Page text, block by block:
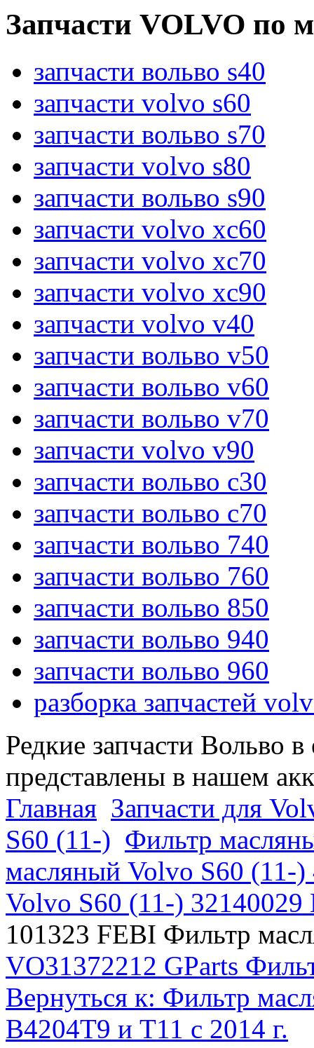
Запчасти VOLVO по
запчасти вольво s40
запчасти volvo s60
запчасти вольво s70
запчасти volvo s80
запчасти вольво s90
запчасти volvo xc60
запчасти volvo xc70
запчасти volvo xc90
запчасти volvo v40
запчасти вольво v50
запчасти вольво v60
запчасти вольво v70
запчасти volvo v90
запчасти вольво c30
запчасти вольво c70
запчасти вольво 740
запчасти вольво 760
запчасти вольво 850
запчасти вольво 940
запчасти вольво 960
разборка запчастей
Редкие запчасти Вольво
представлены в нашем
Главная Запчасти для
S60 (11-) Фильтр
масляный Volvo S60 (11-)
Volvo S60 (11-) 32140029
101323 FEBI Фильтр
VO31372212 GParts
Вернуться к: Фильтр
B4204T9 и T11 с 2014 г.